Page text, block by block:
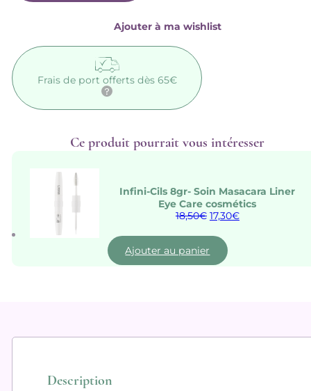
Ajouter à ma wishlist
Frais de port offerts dès 65€
Ce produit pourrait vous intéresser
Infini-Cils 8gr- Soin Masacara Liner
Eye Care cosmétics
18,50€ Le
initial
était :
18,50€.
17,30€Le
Ajouter au panier
Description